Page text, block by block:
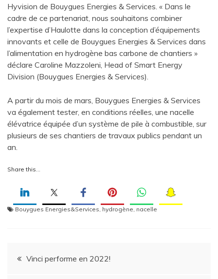
Hyvision de Bouygues Energies & Services. « Dans le
cadre de ce partenariat, nous souhaitons combiner
l’expertise d’Haulotte dans la conception d’équipements
innovants et celle de Bouygues Energies & Services dans
l’alimentation en hydrogène bas carbone de chantiers »
déclare Caroline Mazzoleni, Head of Smart Energy
Division (Bouygues Energies & Services).
A partir du mois de mars, Bouygues Energies & Services
va également tester, en conditions réelles, une nacelle
élévatrice équipée d’un système de pile à combustible, sur
plusieurs de ses chantiers de travaux publics pendant un
an.
Share this…
Bouygues Energies&Services hydrogène nacelle
Navigation
Vinci performe en 2022!